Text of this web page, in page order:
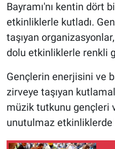
Bayramı'nı kentin dört
etkinliklerle kutladı.
taşıyan
dolu etkinliklerle renkli
Gençlerin enerjisini ve
zirveye taşıyan
müzik tutkunu gençleri
unutulmaz